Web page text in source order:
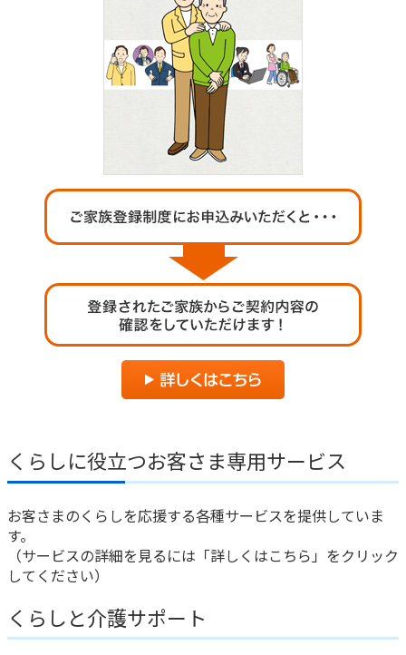
ご契約内容の確認
お客さまに関する情報等の確認の取り組み
各種サービス・お知らせ
かんぽプラチナライフサービス
ご契約のしおり・約款（Web約款）
保険用語集
お問い合わせ
これからのライフイベントでかかる費用とは？
ご契約手続きの流れ
保険料のお払込方法
保険用語集
お問い合わせ
かんぽアプリ～かんぽの健康と安心を手のひらに～
すこやか健康ラボ
ラジオ体操・みんなの体操
CM・オウンドメディア／ソーシャルメディア
かんぽ生命のサステナビリティ
お客さまの声／お客さまサービス向上の取組み
かんぽジャンクション
くらしに役立つお客さま専用サービス
お客さまのくらしを応援する各種サービスを提供していま
す。
（サービスの詳細を見るには「詳しくはこちら」をクリック
してください）
くらしと介護サポート